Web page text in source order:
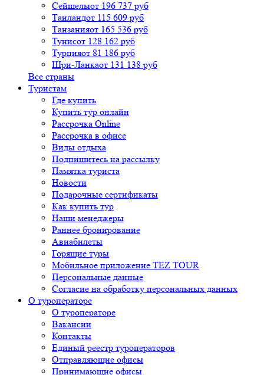
Сейшелыот 196 737 руб
Таиландот 115 609 руб
Танзанияот 165 536 руб
Тунисот 128 162 руб
Турцияот 81 186 руб
Шри-Ланкаот 131 138 руб
Все страны
Туристам
Где купить
Купить тур онлайн
Рассрочка Online
Рассрочка в офисе
Виды отдыха
Подпишитесь на рассылку
Памятка туриста
Новости
Подарочные сертификаты
Как купить тур
Наши менеджеры
Раннее бронирование
Авиабилеты
Горящие туры
Мобильное приложение TEZ TOUR
Персональные данные
Согласие на обработку персональных данных
О туроператоре
О туроператоре
Вакансии
Контакты
Единый реестр туроператоров
Отправляющие офисы
Принимающие офисы